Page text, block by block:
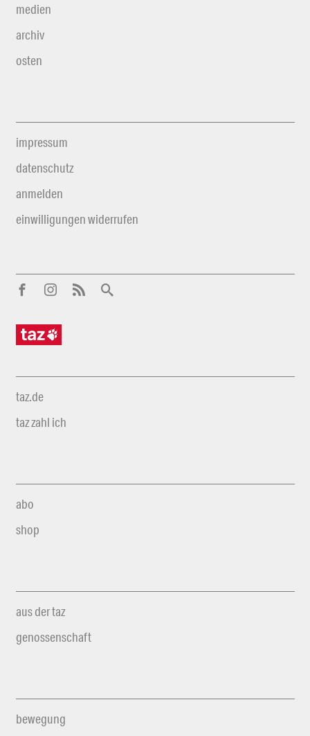
medien
archiv
osten
impressum
datenschutz
anmelden
einwilligungen widerrufen
taz.de
taz zahl ich
abo
shop
aus der taz
genossenschaft
bewegung